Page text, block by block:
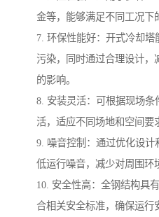
金等，能够满足不同工况下
7. 环保性能好：开式冷却
污染，同时通过合理设计，
的影响。
8. 安装灵活：可根据现场条
活，适应不同场地和空间要
9. 噪音控制：通过优化设
低运行噪音，减少对周围环
10. 安全性高：全钢结构具
合相关安全标准，确保运行